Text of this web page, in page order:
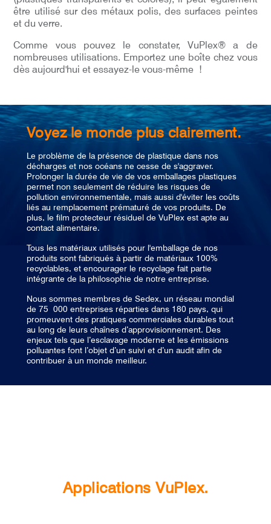
être utilisé sur des métaux polis, des surfaces peintes
et du verre.
Comme vous pouvez le constater, VuPlex® a de
nombreuses utilisations. Emportez une boîte chez vous
dès aujourd'hui et essayez-le vous-même !
Voyez le monde plus clairement.
Le problème de la présence de plastique dans nos
décharges et nos océans ne cesse de s'aggraver.
Prolonger la durée de vie de vos emballages plastiques
permet non seulement de réduire les risques de
pollution environnementale, mais aussi d'éviter les coûts
liés au remplacement prématuré de vos produits. De
plus, le film protecteur résiduel de VuPlex est apte au
contact alimentaire.
Tous les matériaux utilisés pour l'emballage de nos
produits sont fabriqués à partir de matériaux 100%
recyclables, et encourager le recyclage fait partie
intégrante de la philosophie de notre entreprise.
Nous sommes membres de Sedex, un réseau mondial
de 75 000 entreprises réparties dans 180 pays, qui
promeuvent des pratiques commerciales durables tout
au long de leurs chaînes d’approvisionnement. Des
enjeux tels que l’esclavage moderne et les émissions
polluantes font l’objet d’un suivi et d’un audit afin de
contribuer à un monde meilleur.
Applications VuPlex.